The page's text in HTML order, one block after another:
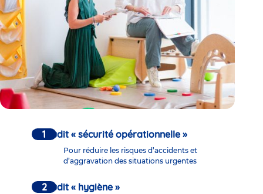
Un audit « sécurité opérationnelle »
Pour réduire les risques d’accidents et
d’aggravation des situations urgentes
Un audit « hygiène »